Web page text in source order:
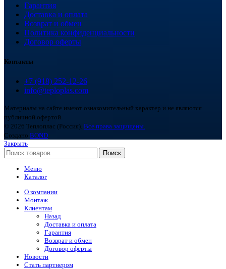
Гарантия
Доставка и оплата
Возврат и обмен
Политика конфиденциальности
Договор оферты
Контакты
+7 (918) 252-12-26
info@teploplas.com
Материалы на сайте имеют ознакомительный характер и не являются
публичной офертой.
© 2026 Теплоплас (Россия). Все права защищены.
Создано BOND
Закрыть
Поиск
Меню
Каталог
О компании
Монтаж
Клиентам
Назад
Доставка и оплата
Гарантия
Возврат и обмен
Договор оферты
Новости
Стать партнером